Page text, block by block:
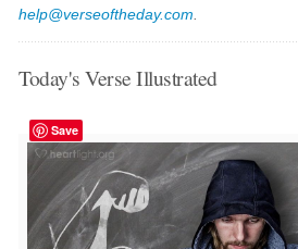
help@verseoftheday.com
Today's Verse Illustrated
Save